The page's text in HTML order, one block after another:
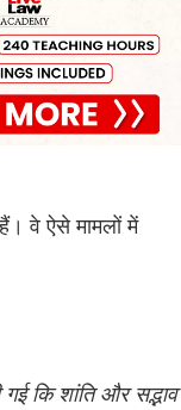
वे ऐसे मामलों में
कि शांति और सद्भाव